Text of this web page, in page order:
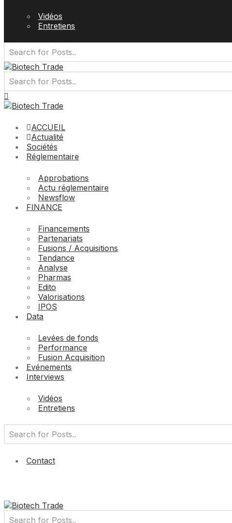
Vidéos
Entretiens
ACCUEIL
Actualité
Sociétés
Réglementaire
Approbations
Actu réglementaire
Newsflow
FINANCE
Financements
Partenariats
Fusions / Acquisitions
Tendance
Analyse
Pharmas
Edito
Valorisations
IPOS
Data
Levées de fonds
Performance
Fusion Acquisition
Evénements
Interviews
Vidéos
Entretiens
Contact